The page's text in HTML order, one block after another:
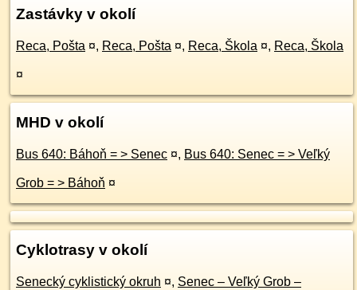
Zastávky v okolí
Reca, Pošta ¤, Reca, Pošta ¤, Reca, Škola ¤, Reca, Škola
¤
MHD v okolí
Bus 640: Báhoň = > Senec ¤, Bus 640: Senec = > Veľký
Grob = > Báhoň ¤
Cyklotrasy v okolí
Senecký cyklistický okruh ¤, Senec – Veľký Grob –